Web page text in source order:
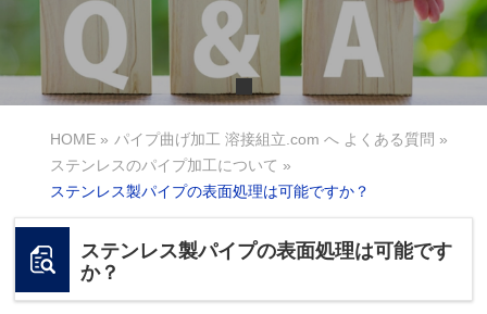
HOME » パイプ曲げ加工 溶接組立.com へ よくある質問 »
ステンレスのパイプ加工について »
ステンレス製パイプの表面処理は可能ですか？
ステンレス製パイプの表面処理は可能です
か？